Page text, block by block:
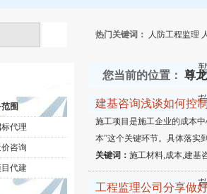
热门关键词： 人防工程监理
围
代理
咨询
代建
您当前的位置： 尊
建基咨询浅谈如何控
施工项目是施工企业的成本
本”这个关键环节。具体落实
关键词： 施工材料,成本,建基
工程监理公司分享做